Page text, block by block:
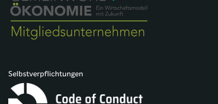
Selbstverpflichtungen